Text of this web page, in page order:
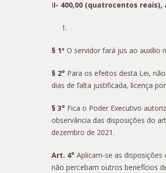
II- 400,00 (quatrocentos reais),
§ 1º O servidor fará jus ao auxílio
§ 2° Para os efeitos desta Lei,
dias de falta justificada, licença
§ 3° Fica o Poder Executivo
observância das disposições do
dezembro de 2021.
Art. 4° Aplicam-se as
não percebam outros benefícios